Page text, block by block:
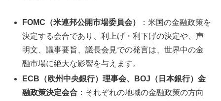
FOMC（米連邦公開市場委員会）
：米国の金融政策を
決定する会合であり、利上げ・利下げの決定や、声
明文、議事要旨、議長会見での発言は、世界中の金
融市場に絶大な影響を与えます。
ECB（欧州中央銀行）理事会、BOJ（日本銀行）金
融政策決定会合 ：それぞれの地域の金融政策の方向